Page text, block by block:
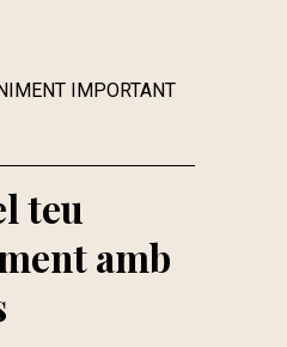
IMPORTANT
teu
amb